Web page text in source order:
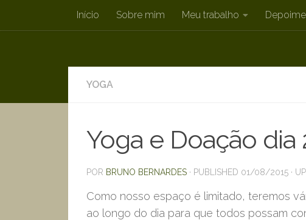
Skip to contentInício Sobre mim Meu trabalho
YOGA
Yoga e Doação
POR BRUNO BERNARDES · PUBLISHED 01/08/2015 ·
Como nosso espaço é limitado, teremos
ao longo do dia para que todos possam